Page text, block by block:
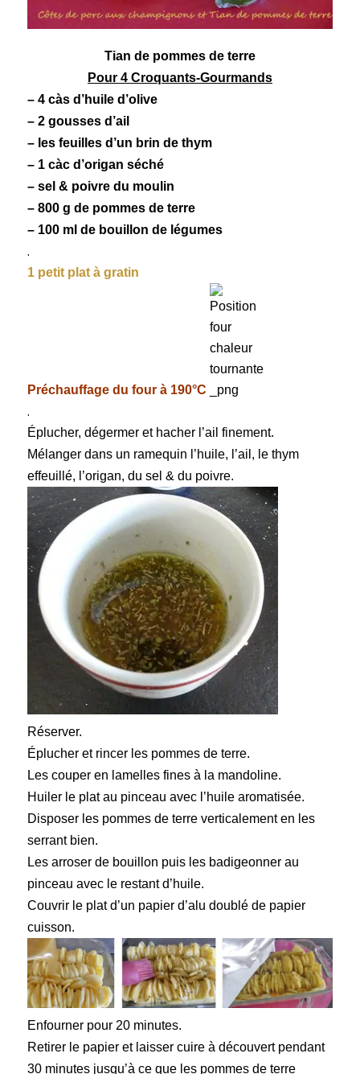
Tian de pommes de terre
Pour 4 Croquants-Gourmands
– 4 càs d’huile d’olive
– 2 gousses d’ail
– les feuilles d’un brin de thym
– 1 càc d’origan séché
– sel & poivre du moulin
– 800 g de pommes de terre
– 100 ml de bouillon de légumes
.
1 petit plat à gratin
Préchauffage du four à 190°C
.
Éplucher, dégermer et hacher l’ail finement.
Mélanger dans un ramequin l’huile, l’ail, le thym
effeuillé, l’origan, du sel & du poivre.
Réserver.
Éplucher et rincer les pommes de terre.
Les couper en lamelles fines à la mandoline.
Huiler le plat au pinceau avec l’huile aromatisée.
Disposer les pommes de terre verticalement en les
serrant bien.
Les arroser de bouillon puis les badigeonner au
pinceau avec le restant d’huile.
Couvrir le plat d’un papier d’alu doublé de papier
cuisson.
Enfourner pour 20 minutes.
Retirer le papier et laisser cuire à découvert pendant
30 minutes jusqu’à ce que les pommes de terre